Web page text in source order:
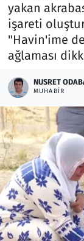
yakan
işareti
"Havin'ime
ağlaması
NUSRET
MUHABIR
Memur
Otomobil
Oyun
Ramazan
Resmi
Rüya
Sağlık
Savunma